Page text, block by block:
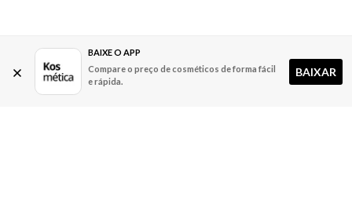
BAIXE O APP
Compare o preço de cosméticos de forma fácil
e rápida.
BAIXAR